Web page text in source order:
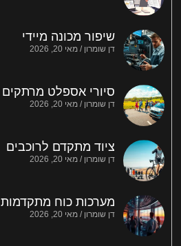
שיפור מכונה מיידי
דן שומרון מאי 20, 2026
סיורי אספלט מרתקים
דן שומרון מאי 20, 2026
ציוד מתקדם לרוכבים
דן שומרון מאי 20, 2026
מערכות כוח מתקדמות
דן שומרון מאי 20, 2026